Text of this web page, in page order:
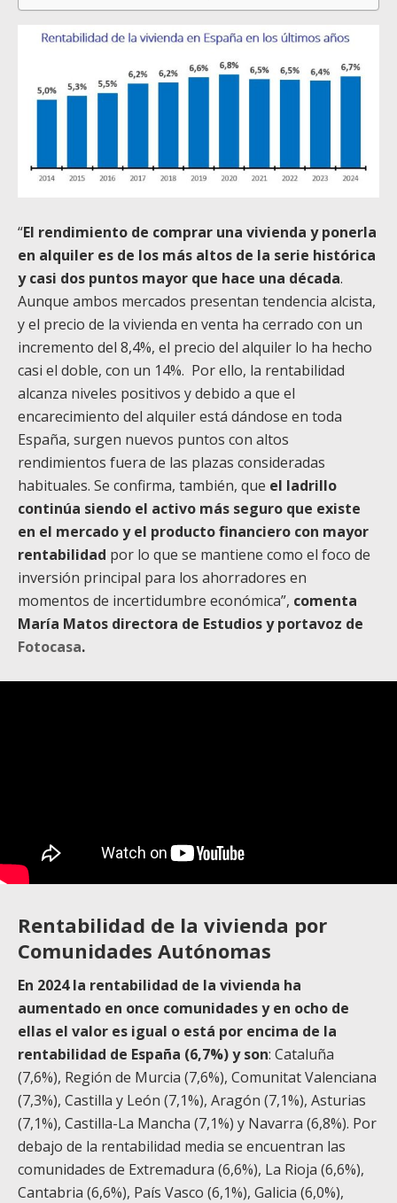
“El rendimiento de comprar una vivienda y ponerla
en alquiler es de los más altos de la serie histórica
y casi dos puntos mayor que hace una década.
Aunque ambos mercados presentan tendencia alcista,
y el precio de la vivienda en venta ha cerrado con un
incremento del 8,4%, el precio del alquiler lo ha hecho
casi el doble, con un 14%. Por ello, la rentabilidad
alcanza niveles positivos y debido a que el
encarecimiento del alquiler está dándose en toda
España, surgen nuevos puntos con altos
rendimientos fuera de las plazas consideradas
habituales. Se confirma, también, que el ladrillo
continúa siendo el activo más seguro que existe
en el mercado y el producto financiero con mayor
rentabilidad por lo que se mantiene como el foco de
inversión principal para los ahorradores en
momentos de incertidumbre económica”, comenta
María Matos directora de Estudios y portavoz de
Fotocasa.
Rentabilidad de la vivienda por
Comunidades Autónomas
En 2024 la rentabilidad de la vivienda ha
aumentado en once comunidades y en ocho de
ellas el valor es igual o está por encima de la
rentabilidad de España (6,7%) y son: Cataluña
(7,6%), Región de Murcia (7,6%), Comunitat Valenciana
(7,3%), Castilla y León (7,1%), Aragón (7,1%), Asturias
(7,1%), Castilla-La Mancha (7,1%) y Navarra (6,8%). Por
debajo de la rentabilidad media se encuentran las
comunidades de Extremadura (6,6%), La Rioja (6,6%),
Cantabria (6,6%), País Vasco (6,1%), Galicia (6,0%),